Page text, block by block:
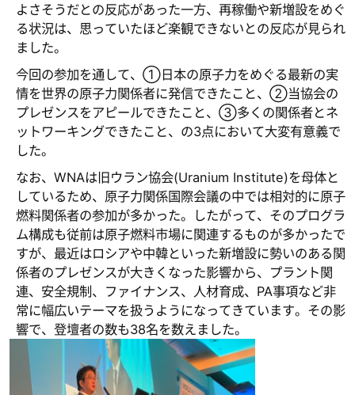
よさそうだとの反応があった一方、再稼働や新増設をめぐ
る状況は、思っていたほど楽観できないとの反応が見られ
ました。
今回の参加を通して、①日本の原子力をめぐる最新の実
情を世界の原子力関係者に発信できたこと、②当協会の
プレゼンスをアピールできたこと、③多くの関係者とネ
ットワーキングできたこと、の3点において大変有意義で
した。
なお、WNAは旧ウラン協会(Uranium Institute)を母体と
しているため、原子力関係国際会議の中では相対的に原子
燃料関係者の参加が多かった。したがって、そのプログラ
ム構成も従前は原子燃料市場に関連するものが多かったで
すが、最近はロシアや中韓といった新増設に勢いのある関
係者のプレゼンスが大きくなった影響から、プラント関
連、安全規制、ファイナンス、人材育成、PA事項など非
常に幅広いテーマを扱うようになってきています。その影
響で、登壇者の数も38名を数えました。